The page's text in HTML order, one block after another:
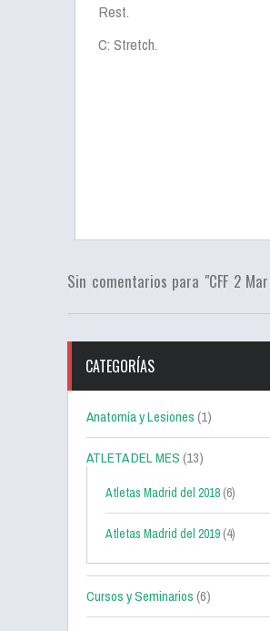
Rest.
C: Stretch.
Sin comentarios para "CFF 2
CATEGORÍAS
Anatomía y Lesiones(1)
ATLETA DEL MES(13)
Atletas Madrid del 2018 (6)
Atletas Madrid del 2019 (4)
Cursos y Seminarios(6)